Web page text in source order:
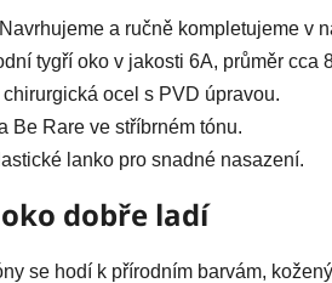
Navrhujeme a ručně kompletujeme v
tygří oko v jakosti 6A, průměr cca
chirurgická ocel s PVD úpravou.
Be Rare ve stříbrném tónu.
lanko pro snadné nasazení.
dobře ladí
se hodí k přírodním barvám,